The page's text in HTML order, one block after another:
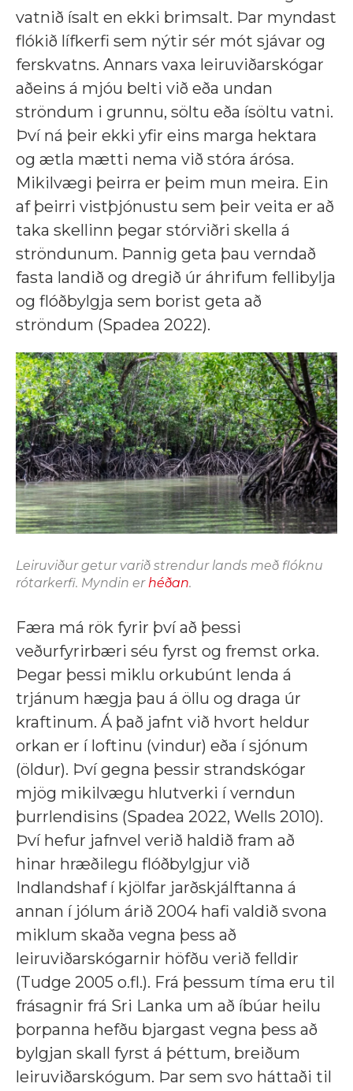
vatnið ísalt en ekki brimsalt. Þar myndast
flókið lífkerfi sem nýtir sér mót sjávar og
ferskvatns. Annars vaxa leiruviðarskógar
aðeins á mjóu belti við eða undan
ströndum i grunnu, söltu eða ísöltu vatni.
Því ná þeir ekki yfir eins marga hektara
og ætla mætti nema við stóra árósa.
Mikilvægi þeirra er þeim mun meira. Ein
af þeirri vistþjónustu sem þeir veita er að
taka skellinn þegar stórviðri skella á
ströndunum. Þannig geta þau verndað
fasta landið og dregið úr áhrifum fellibylja
og flóðbylgja sem borist geta að
ströndum (Spadea 2022).
Leiruviður getur varið strendur lands með flóknu
rótarkerfi. Myndin er héðan.
Færa má rök fyrir því að þessi
veðurfyrirbæri séu fyrst og fremst orka.
Þegar þessi miklu orkubúnt lenda á
trjánum hægja þau á öllu og draga úr
kraftinum. Á það jafnt við hvort heldur
orkan er í loftinu (vindur) eða í sjónum
(öldur). Því gegna þessir strandskógar
mjög mikilvægu hlutverki í verndun
þurrlendisins (Spadea 2022, Wells 2010).
Því hefur jafnvel verið haldið fram að
hinar hræðilegu flóðbylgjur við
Indlandshaf í kjölfar jarðskjálftanna á
annan í jólum árið 2004 hafi valdið svona
miklum skaða vegna þess að
leiruviðarskógarnir höfðu verið felldir
(Tudge 2005 o.fl.). Frá þessum tíma eru til
frásagnir frá Sri Lanka um að íbúar heilu
þorpanna hefðu bjargast vegna þess að
bylgjan skall fyrst á þéttum, breiðum
leiruviðarskógum. Þar sem svo háttaði til